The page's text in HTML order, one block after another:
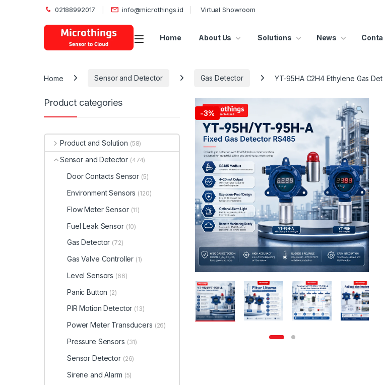
02188992017 info@microthings.id Virtual Showroom
Open Home About Us Solutions News
Home Sensor and Detector Gas Detector YT-95HA C2H4 Ethylene Gas
-3%
Product categories
Product and Solution (58)
Sensor and Detector (474)
Door Contacts Sensor (5)
Environment Sensors (120)
Flow Meter Sensor (11)
Fuel Leak Sensor (10)
Gas Detector (72)
Gas Valve Controller (1)
Level Sensors (66)
Panic Button (2)
PIR Motion Detector (13)
Power Meter Transducers (26)
Pressure Sensors (31)
Sensor Detector (26)
Sirene and Alarm (5)